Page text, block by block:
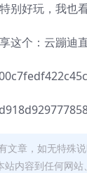
别好玩，我也
这个：云蹦迪
文章，如无特殊
站内容到任何网